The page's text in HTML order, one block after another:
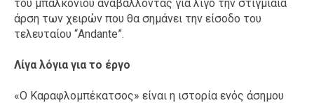
του μπαλκονιού αναβάλλοντας για λίγο την στιγμιαία
άρση των χειρών που θα σημάνει την είσοδο του
τελευταίου “Andante”.
Λίγα λόγια για το έργο
«Ο Καραφλομπέκατσος» είναι η ιστορία ενός άσημου